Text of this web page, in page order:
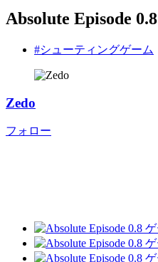
Absolute Episode 0.8
#シューティングゲーム
Zedo
フォロー